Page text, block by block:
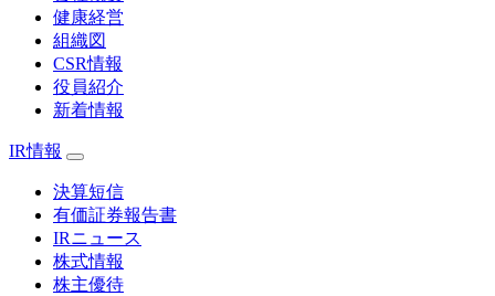
健康経営
組織図
CSR情報
役員紹介
新着情報
IR情報
決算短信
有価証券報告書
IRニュース
株式情報
株主優待